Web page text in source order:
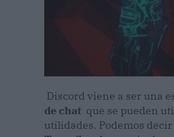
Discord viene a ser una
de chat que se pueden
utilidades. Podemos